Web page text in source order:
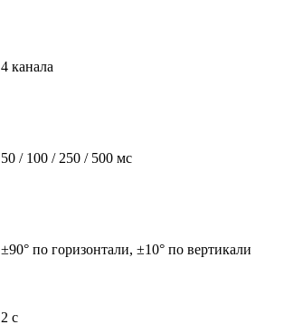
4 канала
50 / 100 / 250 / 500 мс
±90° по горизонтали, ±10° по вертикали
2 с